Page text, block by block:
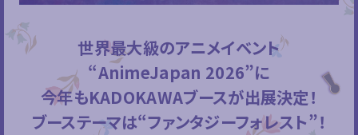
世界最大級のアニメイベント
“AnimeJapan 2026”に
今年もKADOKAWAブースが出展決定！
ブーステーマは“ファンタジーフォレスト”！